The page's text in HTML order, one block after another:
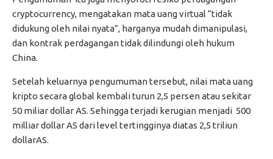
cryptocurrency, mengatakan mata uang virtual “tidak
didukung oleh nilai nyata”, harganya mudah dimanipulasi,
dan kontrak perdagangan tidak dilindungi oleh hukum
China.
Setelah keluarnya pengumuman tersebut, nilai mata uang
kripto secara global kembali turun 2,5 persen atau sekitar
50 miliar dollar AS. Sehingga terjadi kerugian menjadi 500
milliar dollar AS dari level tertingginya diatas 2,5 triliun
dollarAS.